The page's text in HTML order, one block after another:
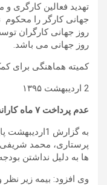
تهدید فعالین کارگری
جهانی کارگر را محکوم
روز جهانی کارگران
روز جهانی می باشد.
کمیته هماهنگی برای
2 اردیبهشت ۱۳۹۵
عدم پرداخت ۷ ماه کارانه پرستاران
به گزارش
ها به دلیل نداشتن
وی افزود: بیمه زیر